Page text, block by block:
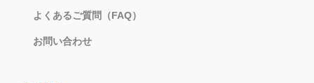
よくあるご質問（FAQ）
お問い合わせ